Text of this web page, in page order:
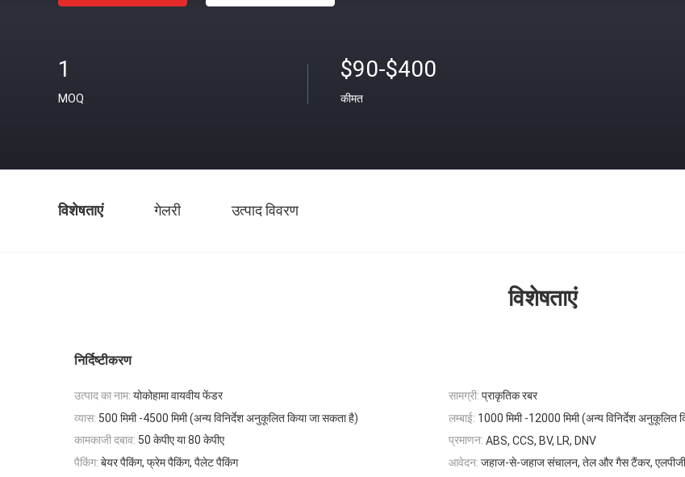
1
MOQ
$90-$400
कीमत
विशेषताएं गेलरी उत्पाद विवरण
विशेषताएं
निर्दिष्टीकरण
उत्पाद का नाम: योकोहामा वायवीय फेंडर सामग्री: प्राकृतिक रबर
व्यास: 500 मिमी -4500 मिमी (अन्य विनिर्देश अनुकूलित किया जा सकता है) लम्बाई: 1000 मिमी -12000 मिमी (अन्य विनिर्देश अनुकूलित
कामकाजी दबाव: 50 केपीए या 80 केपीए प्रमाणन: ABS, CCS, BV, LR, DNV
पैकिंग: बेयर पैकिंग, फ्रेम पैकिंग, पैलेट पैकिंग आवेदन: जहाज-से-जहाज संचालन, तेल और गैस टैंकर, एलपीजी